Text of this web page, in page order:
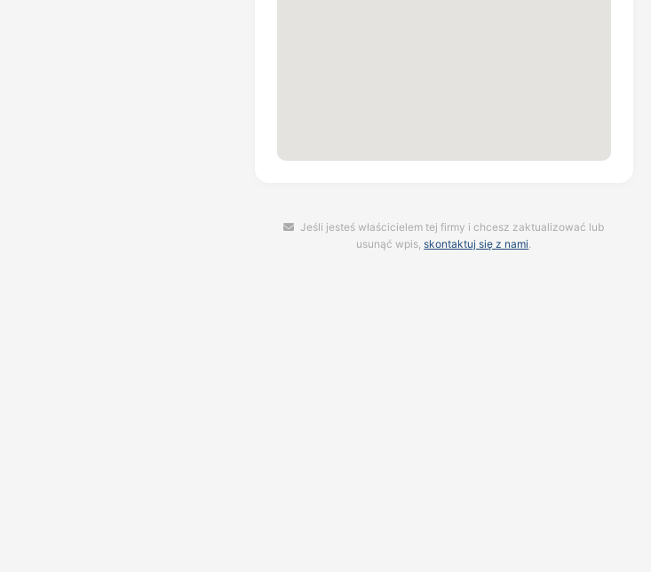
Jeśli jesteś właścicielem tej firmy i chcesz zaktualizować lub
usunąć wpis,skontaktuj się z nami.